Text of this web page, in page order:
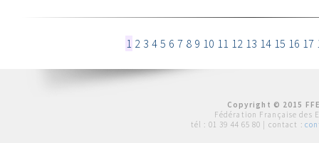
1 2 3 4 5 6 7 8 9 10 11 12 13 14 15 16 17
Copyright © 2015
Fédération Française des
tél : 01 39 44 65 80 | contact :